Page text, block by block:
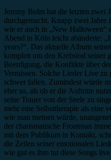
Jeremy Bolm hat die letzten zwei
durchgemacht. Knapp zwei Jahre
wie er auch in „New Halloween“
Abend in Köln leicht abänderte:
years?“. Das aktuelle Album
komplett um den Krebstod seiner
Beerdigung, die Konflikte über
Vermissen. Solche Lieder Live zu
schwer fallen. Zumindest würde
eher so, als ob er die Auftritte
seine Trauer von der Seele zu
mehr eine Selbsttherapie als eine
wie man meinen würde,
der charismatische Frontman
mit dem Publikum in Kontakt,
die Zeilen seiner emotionalen
wie gut es ihm tut diese Songs